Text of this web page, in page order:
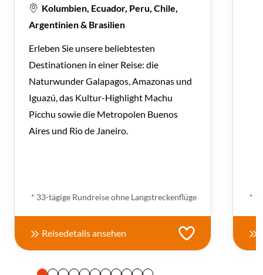
Kolumbien, Ecuador, Peru, Chile,
Argentinien & Brasilien
Erleben Sie unsere beliebtesten
Destinationen in einer Reise: die
Naturwunder Galapagos, Amazonas und
Iguazú, das Kultur-Highlight Machu
Picchu sowie die Metropolen Buenos
Aires und Rio de Janeiro.
* 33-tägige Rundreise ohne Langstreckenflüge
Reisedetails ansehen
*